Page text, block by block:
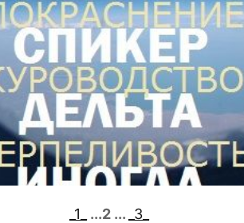
_1_ ...2 ... _3_